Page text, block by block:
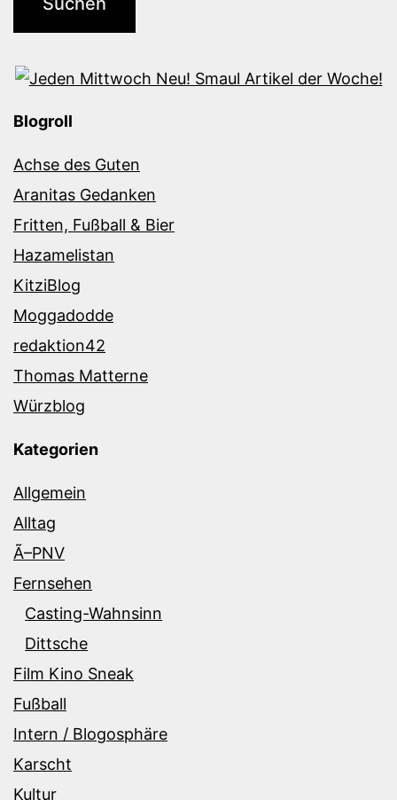
Blogroll
Achse des Guten
Aranitas Gedanken
Fritten, Fußball & Bier
Hazamelistan
KitziBlog
Moggadodde
redaktion42
Thomas Matterne
Würzblog
Kategorien
Allgemein
Alltag
Ã–PNV
Fernsehen
Casting-Wahnsinn
Dittsche
Film Kino Sneak
Fußball
Intern / Blogosphäre
Karscht
Kultur